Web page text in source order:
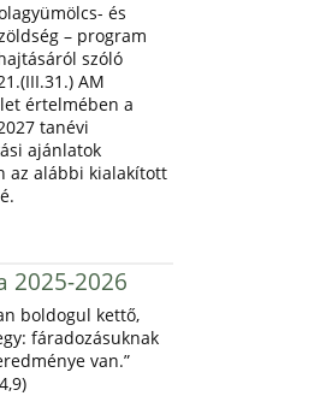
és
– program
szóló
AM
értelmében a
tanévi
ajánlatok
az alábbi kialakított
2025-2026
boldogul kettő,
fáradozásuknak
van.”